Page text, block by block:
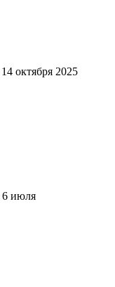
14 октября 2025
6 июля